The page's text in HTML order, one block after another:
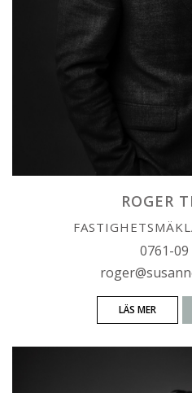
ROGER
0761-09
LÄS MER